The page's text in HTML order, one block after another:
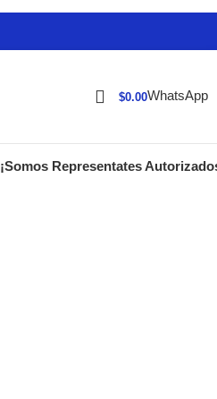
$0.00WhatsApp
¡Somos Representates